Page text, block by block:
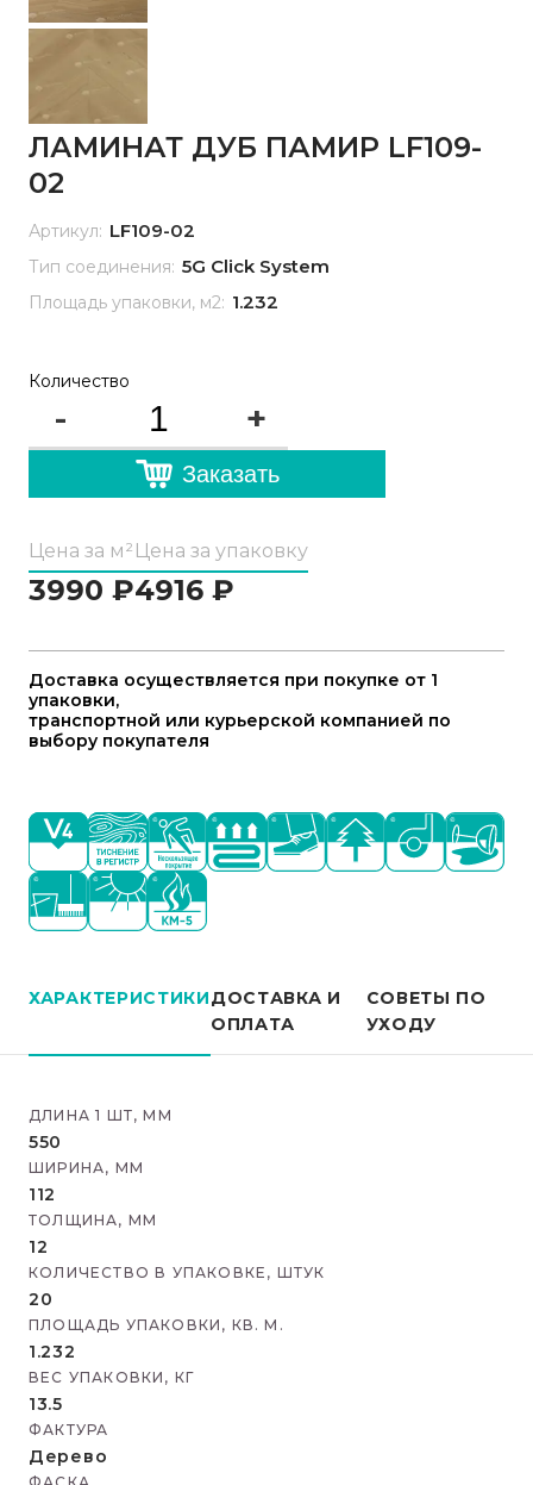
ЛАМИНАТ ДУБ ПАМИР LF109-
02
Артикул: LF109-02
Тип соединения: 5G Click System
Площадь упаковки, м2: 1.232
Количество
- +
Заказать
Цена за м²
3990 ₽
Цена за упаковку
4916 ₽
Доставка осуществляется при покупке от 1
упаковки,
транспортной или курьерской компанией по
выбору покупателя
ХАРАКТЕРИСТИКИДОСТАВКА И
ОПЛАТА
СОВЕТЫ ПО
УХОДУ
ДЛИНА 1 ШТ, ММ
550
ШИРИНА, ММ
112
ТОЛЩИНА, ММ
12
КОЛИЧЕСТВО В УПАКОВКЕ, ШТУК
20
ПЛОЩАДЬ УПАКОВКИ, КВ. М.
1.232
ВЕС УПАКОВКИ, КГ
13.5
ФАКТУРА
Дерево